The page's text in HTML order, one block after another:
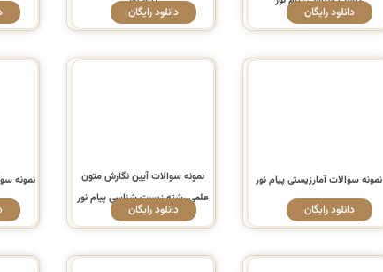
دانلود رایگان دانلود رایگان
نمونه سوالات آمارزیستی پیام نور
دانلود رایگان
نمونه سوالات آیین نگارش متون
علمی رشته زیست شناسی پیام نور
دانلود رایگان
نمونه